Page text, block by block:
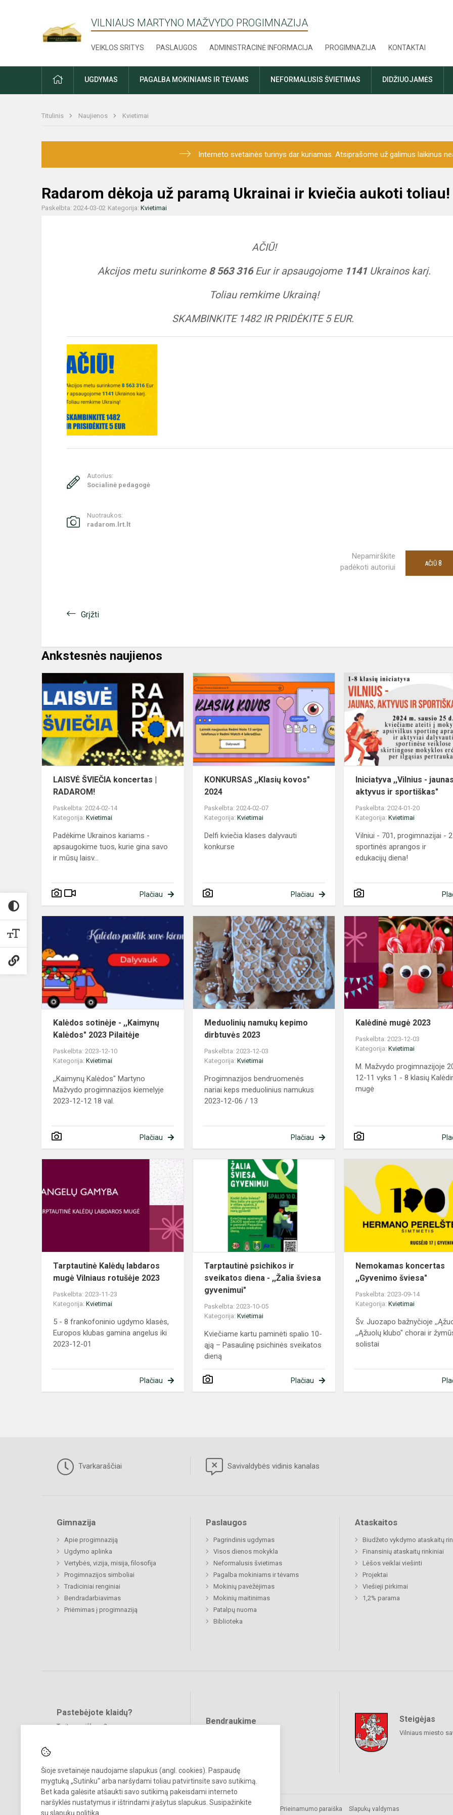
Šioje svetainėje naudojame slapukus (angl. cookies). Paspaudę
mygtuką „Sutinku“ arba naršydami toliau patvirtinsite savo sutikimą.
Bet kada galėsite atšaukti savo sutikimą pakeisdami interneto
naršyklės nustatymus ir ištrindami įrašytus slapukus. Susipažinkite
su slapukų politika
VILNIAUS MARTYNO MAŽVYDO PROGIMNAZIJA
VEIKLOS SRITYS PASLAUGOS ADMINISTRACINĖ INFORMACIJA PROGIMNAZIJA KONTAKTAI
PRADŽIAUGDYMAS PAGALBA MOKINIAMS IR TĖVAMS NEFORMALUSIS ŠVIETIMAS DIDŽIUOJAMĖS
Titulinis Naujienos Kvietimai
Interneto svetainės turinys dar kuriamas. Atsiprašome už galimus laikinus
Radarom dėkoja už paramą Ukrainai ir kviečia aukoti toliau!
Paskelbta: 2024-03-02 Kategorija: Kvietimai
AČIŪ!
Akcijos metu surinkome 8 563 316Eur ir apsaugojome 1141Ukrainos karį.
Toliau remkime Ukrainą!
SKAMBINKITE 1482 IR PRIDĖKITE 5 EUR.
Autorius:
Socialinė pedagogė
Nuotraukos:
radarom.lrt.lt
Nepamirškite
padėkoti autoriui
AČIŪ 8
Grįžti
Ankstesnės naujienos
LAISVĖ
ŠVIEČIA
koncertas
RADAROM!
LAISVĖ ŠVIEČIA koncertas |
RADAROM!
Paskelbta: 2024-02-14
Kategorija: Kvietimai
Padėkime Ukrainos kariams -
apsaugokime tuos, kurie gina savo
ir mūsų laisv...
Plačiau
KONKURSAS
,,Klasių
kovos"
2024
KONKURSAS ,,Klasių kovos"
2024
Paskelbta: 2024-02-07
Kategorija:Kvietimai
Delfi kviečia klases dalyvauti
konkurse
Plačiau
Iniciatyva ,,Vilnius -
aktyvus ir sportiškas"
Paskelbta: 2024-01-20
Kategorija:Kvietimai
Vilniui - 701, progimnazijai -
sportinės aprangos ir
edukacijų diena!
sotinėje
,,Kaimynų
Kalėdos"
2023
Pilaitėje
Kalėdos sotinėje - ,,Kaimynų
Kalėdos" 2023 Pilaitėje
Paskelbta: 2023-12-10
Kategorija: Kvietimai
,,Kaimynų Kalėdos" Martyno
Mažvydo progimnazijos kiemelyje
2023-12-12 18 val.
Plačiau
namukų
kepimo
2023
Meduolinių namukų kepimo
dirbtuvės 2023
Paskelbta: 2023-12-03
Kategorija:Kvietimai
Progimnazijos bendruomenės
nariai keps meduolinius namukus
2023-12-06 / 13
Plačiau
Kalėdinė mugė 2023
Paskelbta: 2023-12-03
Kategorija:Kvietimai
M. Mažvydo progimnazijoje
12-11 vyks 1 - 8 klasių
mugė
labdaros
rotušėje
2023
Tarptautinė Kalėdų labdaros
mugė Vilniaus rotušėje 2023
Paskelbta: 2023-11-23
Kategorija: Kvietimai
5 - 8 frankofoninio ugdymo klasės,
Europos klubas gamina angelus iki
2023-12-01
Plačiau
sveikatos
Tarptautinė psichikos ir
sveikatos diena - ,,Žalia šviesa
gyvenimui"
Paskelbta: 2023-10-05
Kategorija:Kvietimai
Kviečiame kartu paminėti spalio 10-
ąją – Pasaulinę psichinės sveikatos
dieną
Plačiau
Nemokamas koncertas
,,Gyvenimo šviesa"
Paskelbta: 2023-09-14
Kategorija:Kvietimai
Šv. Juozapo bažnyčioje
,,Ąžuolų klubo" chorai ir
solistai
Tvarkaraščiai Savivaldybės vidinis kanalas
Gimnazija
Apie progimnaziją
Ugdymo aplinka
Vertybės, vizija, misija, filosofija
Progimnazijos simboliai
Tradiciniai renginiai
Bendradarbiavimas
Priėmimas į progimnaziją
Paslaugos
Pagrindinis ugdymas
Visos dienos mokykla
Neformalusis švietimas
Pagalba mokiniams ir tėvams
Mokinių pavėžėjimas
Mokinių maitinimas
Patalpų nuoma
Biblioteka
Ataskaitos
Biudžeto vykdymo ataskaitų
Finansinių ataskaitų rinkiniai
Lėšos veiklai viešinti
Projektai
Viešieji pirkimai
1,2% parama
Pastebėjote klaidų?
Turite pasiūlymų?
Bendraukime Steigėjas
Vilniaus miesto
© 2022. Vilniaus Martyno Mažvydo progimnazija. Visos teisės saugomos.
Prieinamumo paraiška Slapukų valdymas